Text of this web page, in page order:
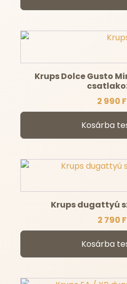
Krups Dolce Gusto
2 990
Kosárba
Krups dugattyú
2 790
Kosárba